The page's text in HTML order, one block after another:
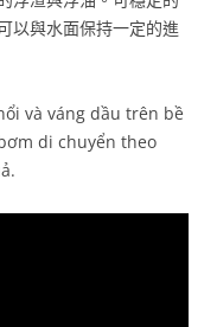
以與水面保持一定的進
và váng dầu trên bề
di chuyển theo